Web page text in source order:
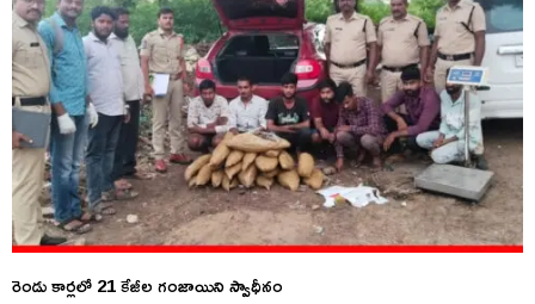
రెండు కార్లలో 21 కేజీల గంజాయిని స్వాధీనం